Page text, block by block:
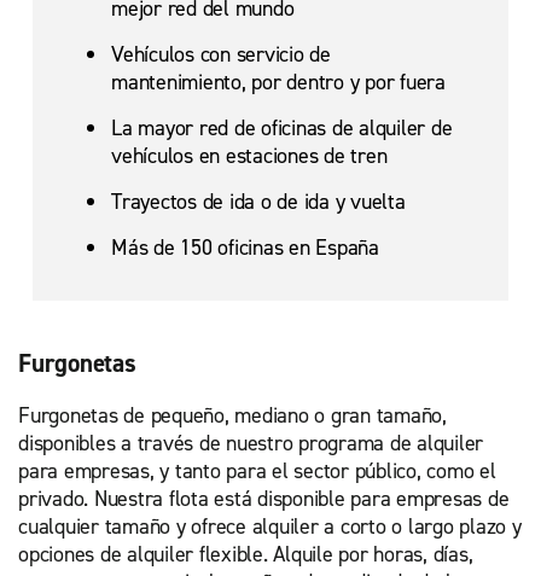
mejor red del mundo
Vehículos con servicio de
mantenimiento, por dentro y por fuera
La mayor red de oficinas de alquiler de
vehículos en estaciones de tren
Trayectos de ida o de ida y vuelta
Más de 150 oficinas en España
Furgonetas
Furgonetas de pequeño, mediano o gran tamaño,
disponibles a través de nuestro programa de alquiler
para empresas, y tanto para el sector público, como el
privado. Nuestra flota está disponible para empresas de
cualquier tamaño y ofrece alquiler a corto o largo plazo y
opciones de alquiler flexible. Alquile por horas, días,